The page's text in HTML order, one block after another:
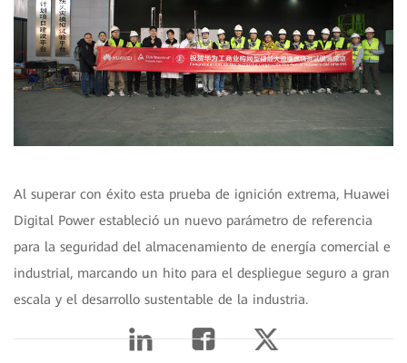
Al superar con éxito esta prueba de ignición extrema, Huawei
Digital Power estableció un nuevo parámetro de referencia
para la seguridad del almacenamiento de energía comercial e
industrial, marcando un hito para el despliegue seguro a gran
escala y el desarrollo sustentable de la industria.